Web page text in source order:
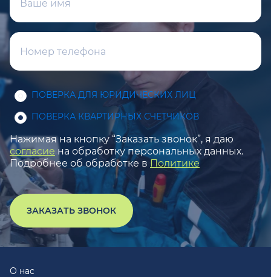
ПОВЕРКА ДЛЯ ЮРИДИЧЕСКИХ ЛИЦ
ПОВЕРКА КВАРТИРНЫХ СЧЕТЧИКОВ
Нажимая на кнопку “Заказать звонок”, я даю
согласие на обработку персональных данных.
Подробнее об обработке в Политике
ЗАКАЗАТЬ ЗВОНОК
О нас